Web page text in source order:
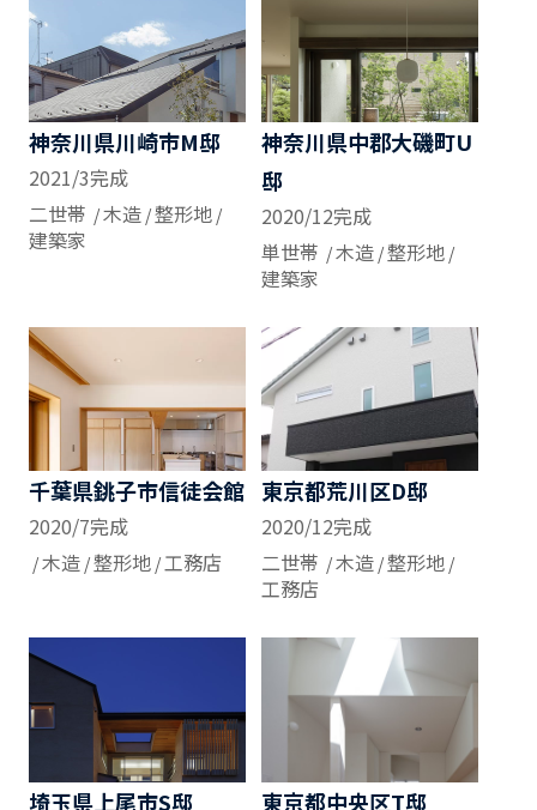
神奈川県川崎市M邸
2021/3完成
二世帯
木造 整形地
建築家
神奈川県中郡大磯町U
邸
2020/12完成
単世帯
木造 整形地
建築家
千葉県銚子市信徒会館
2020/7完成
木造 整形地 工務店
東京都荒川区D邸
2020/12完成
二世帯
木造 整形地
工務店
埼玉県上尾市S邸 東京都中央区T邸